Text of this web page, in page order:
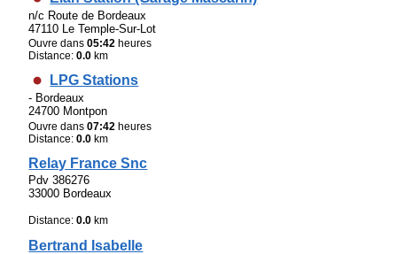
n/c Route de Bordeaux
47110 Le Temple-Sur-Lot
Ouvre dans05:42 heures
Distance:0.0 km
LPG Stations
- Bordeaux
24700 Montpon
Ouvre dans07:42 heures
Distance:0.0 km
Relay France Snc
Pdv 386276
33000 Bordeaux
Distance:0.0 km
Bertrand Isabelle